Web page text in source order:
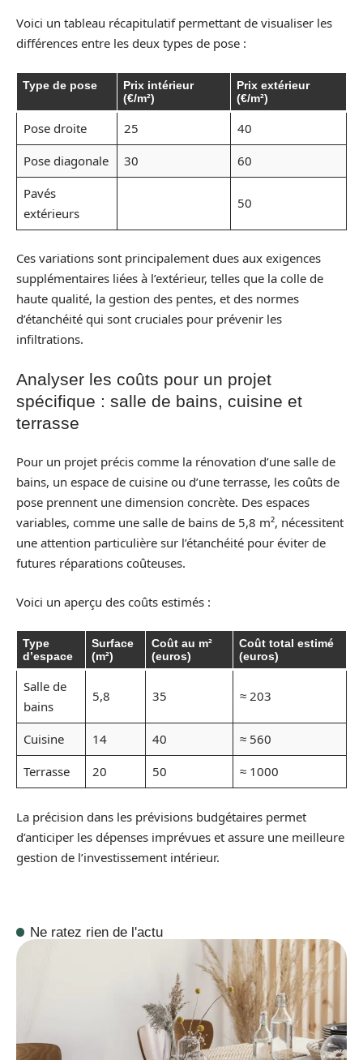
Voici un tableau récapitulatif permettant de visualiser les
différences entre les deux types de pose :
Type de pose
Prix intérieur
(€/m²)
Prix extérieur
(€/m²)
Pose droite 25
40
Pose diagonale
30
60
Pavés
extérieurs
50
Ces variations sont principalement dues aux exigences
supplémentaires liées à l’extérieur, telles que la colle de
haute qualité, la gestion des pentes, et des normes
d’étanchéité qui sont cruciales pour prévenir les
infiltrations.
Analyser les coûts pour un projet
spécifique : salle de bains, cuisine et
terrasse
Pour un projet précis comme la rénovation d’une salle de
bains, un espace de cuisine ou d’une terrasse, les coûts de
pose prennent une dimension concrète. Des espaces
variables, comme une salle de bains de 5,8 m², nécessitent
une attention particulière sur l’étanchéité pour éviter de
futures réparations coûteuses.
Voici un aperçu des coûts estimés :
Type
d’espace
Surface
(m²)
Coût au m²
(euros)
Coût total estimé
(euros)
Salle de
bains
5,8 35 ≈ 203
Cuisine 14 40
≈ 560
Terrasse
20 50 ≈ 1000
La précision dans les prévisions budgétaires permet
d’anticiper les dépenses imprévues et assure une meilleure
gestion de l’investissement intérieur.
Ne ratez rien de l'actu